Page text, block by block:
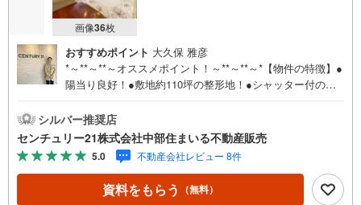
画像36枚
おすすめポイント 大久保 雅彦
*～**～**～オススメポイント！～**～**～*【物件の特徴】●
陽当り良好！●敷地約110坪の整形地！●シャッター付のビ
楽しめる広いお庭！●部屋数豊富な5LDK！大人数のご家族
にもオススメです！●周辺は子育てしやすい閑静な住宅街●
名鉄本線「男川」駅まで徒歩6分！通勤・通学にも便利！●
徒歩15分以内にスーパー、ドラッグストア、コンビニが揃
う利便性の良い立地！他にもオススメがイッパイ！お気軽
にお問合せ下さい!!
シルバー推奨店
センチュリー21株式会社中部住まいる不動産販売
5.0 不動産会社レビュー 8件
資料をもらう （無料）